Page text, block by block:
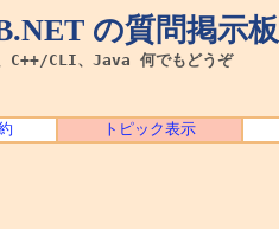
の質問掲示板
C++/CLI、Java 何でもどうぞ
トピック表示